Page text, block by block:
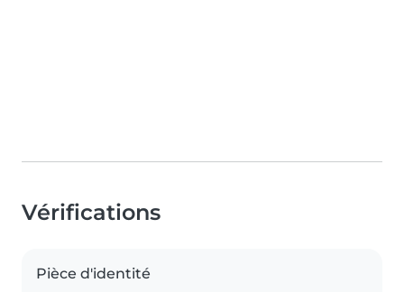
Vérifications
Pièce d'identité